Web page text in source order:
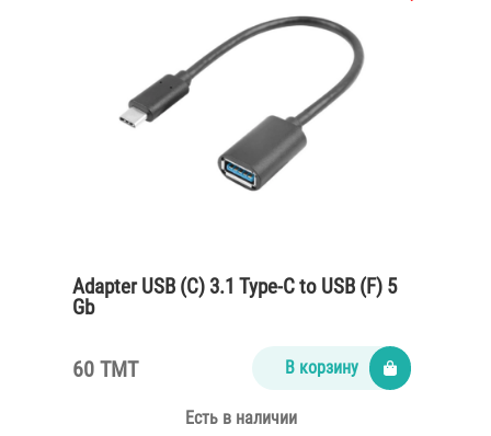
Adapter USB (C) 3.1 Type-C to USB (F) 5
Gb
60 TMT В корзину
Есть в наличии